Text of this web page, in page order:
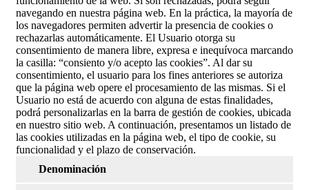
navegando en nuestra página web. En la práctica, la mayoría de
los navegadores permiten advertir la presencia de cookies o
rechazarlas automáticamente. El Usuario otorga su
consentimiento de manera libre, expresa e inequívoca marcando
la casilla: “consiento y/o acepto las cookies”. Al dar su
consentimiento, el usuario para los fines anteriores se autoriza
que la página web opere el procesamiento de las mismas. Si el
Usuario no está de acuerdo con alguna de estas finalidades,
podrá personalizarlas en la barra de gestión de cookies, ubicada
en nuestro sitio web. A continuación, presentamos un listado de
las cookies utilizadas en la página web, el tipo de cookie, su
funcionalidad y el plazo de conservación.
Denominación